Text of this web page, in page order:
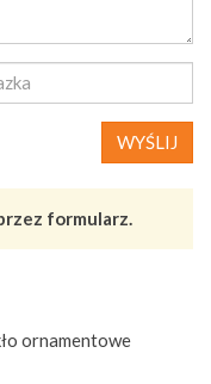
WYŚLIJ
formularz.
ornamentowe